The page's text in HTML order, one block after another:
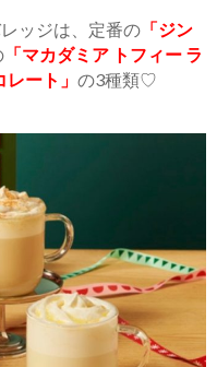
ッジは、定番の 「ジン
「マカダミア トフィー ラ
ート」 の3種類♡